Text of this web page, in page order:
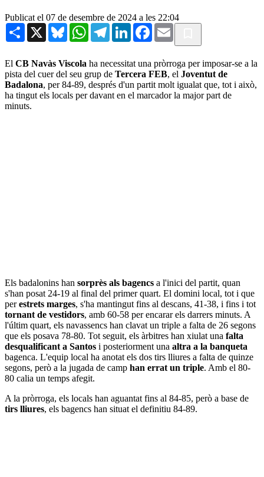
Publicat el 07 de desembre de 2024 a les 22:04
Share X BlueskyWhatsAppTelegramLinkedInFacebook
Email
El CB Navàs Viscola ha necessitat una pròrroga per imposar-se a la
pista del cuer del seu grup de Tercera FEB, el Joventut de
Badalona, per 84-89, després d'un partit molt igualat que, tot i això,
ha tingut els locals per davant en el marcador la major part de
minuts.
Els badalonins han sorprès als bagencs a l'inici del partit, quan
s'han posat 24-19 al final del primer quart. El domini local, tot i que
perestrets marges, s'ha mantingut fins al descans, 41-38, i fins i tot
tornant de vestidors, amb 60-58 per encarar els darrers minuts. A
l'últim quart, els navassencs han clavat un triple a falta de 26 segons
que els posava 78-80. Tot seguit, els àrbitres han xiulat una falta
desqualificant a Santos i posteriorment una altra a la banqueta
bagenca. L'equip local ha anotat els dos tirs lliures a falta de quinze
segons, però a la jugada de camp han errat un triple. Amb el 80-
80 calia un temps afegit.
A la pròrroga, els locals han aguantat fins al 84-85, però a base de
tirs lliures, els bagencs han situat el definitiu 84-89.